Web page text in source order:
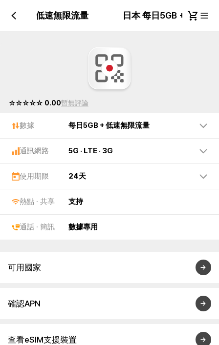
5GB + 低速無限流量 日本 每日5GB + 低速
☆☆☆☆☆ 0.00暫無評論
數據 每日5GB + 低速無限流量
通訊網路 5G · LTE · 3G
使用期限 24天
熱點 · 共享 支持
通話 · 簡訊 數據專用
可用國家
確認APN
查看eSIM支援裝置